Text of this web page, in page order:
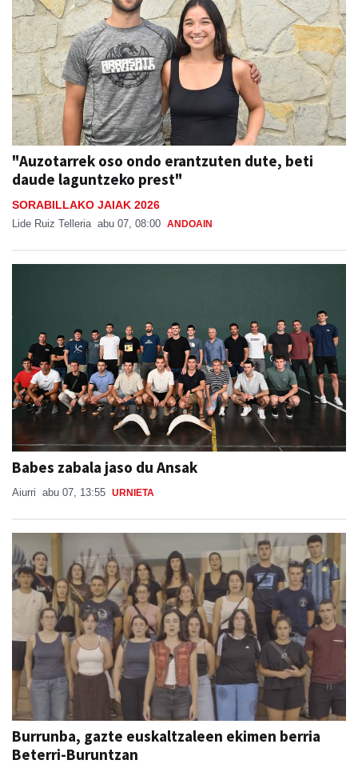
"Auzotarrek oso ondo erantzuten dute, beti
daude laguntzeko prest"
SORABILLAKO JAIAK 2026
Lide Ruiz Telleria abu 07, 08:00 ANDOAIN
Babes zabala jaso du Ansak
Aiurri abu 07, 13:55 URNIETA
Burrunba, gazte euskaltzaleen ekimen berria
Beterri-Buruntzan